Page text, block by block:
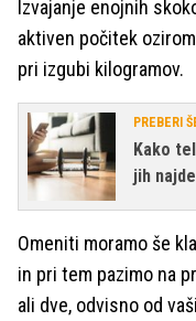
Izvajanje enojnih
aktiven počitek
pri izgubi kilogramov.
PREBERI
Kako
jih
Omeniti moramo še
in pri tem pazimo na
ali dve, odvisno od